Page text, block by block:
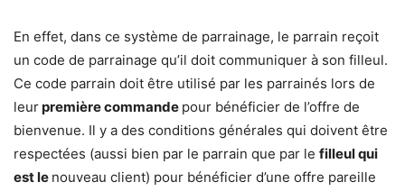
En effet, dans ce système de parrainage, le parrain reçoit
un code de parrainage qu’il doit communiquer à son filleul.
Ce code parrain doit être utilisé par les parrainés lors de
leurpremière commande pour bénéficier de l’offre de
bienvenue. Il y a des conditions générales qui doivent être
respectées (aussi bien par le parrain que par le filleul qui
est le nouveau client) pour bénéficier d’une offre pareille